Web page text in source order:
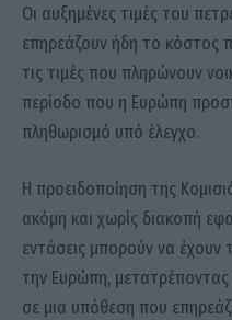
Οι αυξημένες τιμές του
επηρεάζουν ήδη το κόστος
τις τιμές που πληρώνουν
περίοδο που η Ευρώπη
πληθωρισμό υπό έλεγχο.
Η προειδοποίηση της
ακόμη και χωρίς διακοπή
εντάσεις μπορούν να έχουν
την Ευρώπη,
σε μια υπόθεση που